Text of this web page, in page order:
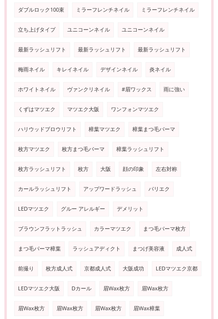
ダブルロック100束 ミラーフレンチネイル ミラーフレンチネイル
立ち上げタイプ ユニコーンネイル ユニコーンネイル
最新ラッシュリフト 最新ラッシュリフト 最新ラッシュリフト
梅雨ネイル キレイネイル デザインネイル 炎ネイル
ホワイトネイル ヴァンクリネイル #眉ワックス 雨に強い
くずはマツエク マツエク大阪 ワンフォンマツエク
ハリウッドブロウリフト 樟葉マツエク 樟葉まつ毛パーマ
枚方マツエク 枚方まつ毛パーマ 樟葉ラッシュリフト
枚方ラッシュリフト 枚方 大阪 顔の印象 左右対称
カールラッシュリフト アップワードラッシュ パリエク
LEDマツエク グルー アレルギー デメリット
ブラウンフラットラッシュ カラーマツエク まつ毛パーマ枚方
まつ毛パーマ樟葉 ラッシュアディクト まつげ美容液 成人式
前撮り 枚方成人式 京都成人式 大阪成功 LEDマツエク京都
LEDマツエク大阪 Dカール 眉Wax枚方 眉Wax枚方
眉Wax枚方 眉Wax枚方 眉Wax枚方 眉Wax樟葉